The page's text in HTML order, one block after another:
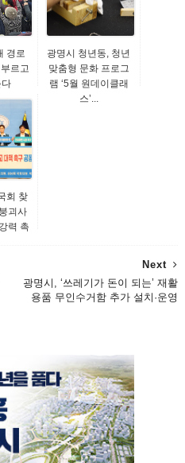
경로
르고
다
광명시 청년동, 청년
맞춤형 문화 프로그
램 ‘5월 원데이클래
스’...
회 찾
괴사
력 촉
Next
광명시, ‘쓰레기가 돈이 되는’ 재활
용품 무인수거함 추가 설치·운영